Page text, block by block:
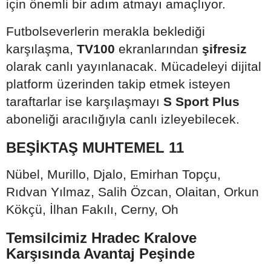
için önemli bir adım atmayı amaçlıyor.
Futbolseverlerin merakla beklediği
karşılaşma, TV100 ekranlarından şifresiz
olarak canlı yayınlanacak. Mücadeleyi dijital
platform üzerinden takip etmek isteyen
taraftarlar ise karşılaşmayı S Sport Plus
aboneliği aracılığıyla canlı izleyebilecek.
BEŞİKTAŞ MUHTEMEL 11
Nübel, Murillo, Djalo, Emirhan Topçu,
Rıdvan Yılmaz, Salih Özcan, Olaitan, Orkun
Kökçü, İlhan Fakılı, Cerny, Oh
Temsilcimiz Hradec Kralove
Karşısında Avantaj Peşinde